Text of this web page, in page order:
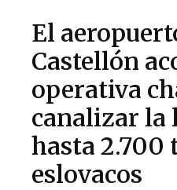
El
Castellón
operativa
canalizar la
hasta 2.700
eslovacos